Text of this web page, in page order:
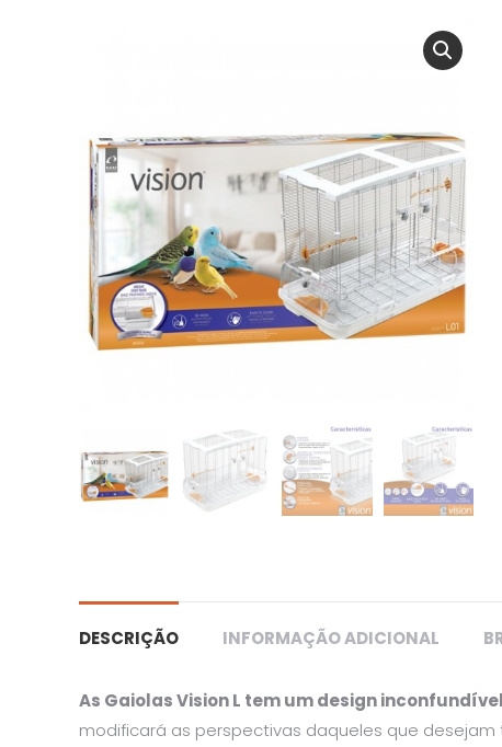
DESCRIÇÃO INFORMAÇÃO ADICIONAL
As Gaiolas Vision L tem um design
modificará as perspectivas daqueles que